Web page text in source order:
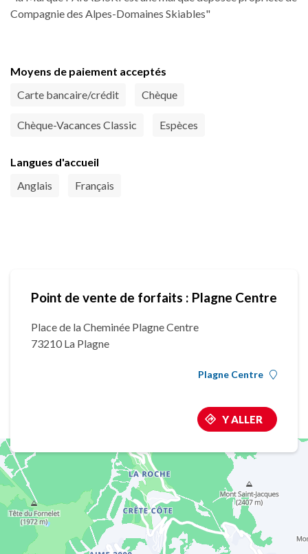
Compagnie des Alpes-Domaines Skiables"
Moyens de paiement acceptés
Carte bancaire/crédit
Chèque
Chèque-Vacances Classic Espèces
Langues d'accueil
Anglais
Français
Point de vente de forfaits : Plagne Centre
Place de la Cheminée Plagne Centre
73210 La Plagne
Plagne Centre
Y ALLER